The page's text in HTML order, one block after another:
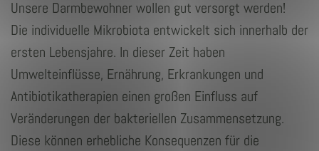
Unsere Darmbewohner wollen gut versorgt werden!
Die individuelle Mikrobiota entwickelt sich innerhalb der
ersten Lebensjahre. In dieser Zeit haben
Umwelteinflüsse, Ernährung, Erkrankungen und
Antibiotikatherapien einen großen Einfluss auf
Veränderungen der bakteriellen Zusammensetzung.
Diese können erhebliche Konsequenzen für die